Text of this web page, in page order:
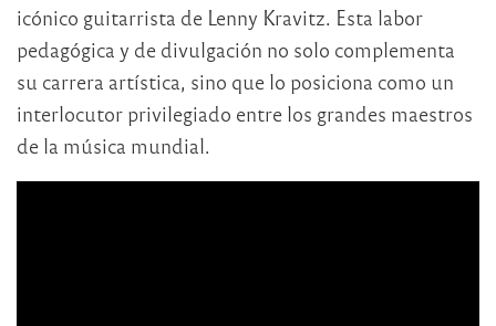
icónico guitarrista de Lenny Kravitz. Esta labor
pedagógica y de divulgación no solo complementa
su carrera artística, sino que lo posiciona como un
interlocutor privilegiado entre los grandes maestros
de la música mundial.